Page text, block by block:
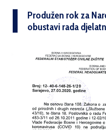
Produžen rok za
obustavi rada